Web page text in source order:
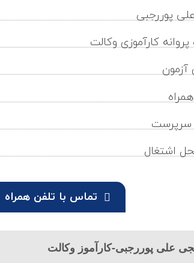
پوررجبی
پروانه کارآموزی وکالت
آزمون
سرپرست
اشتغال
تماس با تلفن همراه
علی پوررجبی-کارآموز وکالت